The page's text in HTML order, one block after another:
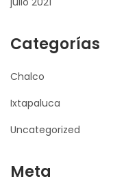
Categorías
Chalco
Ixtapaluca
Uncategorized
Meta